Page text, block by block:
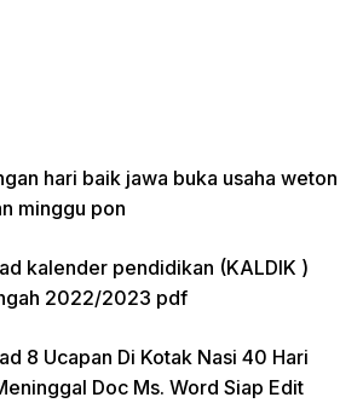
hari baik jawa buka usaha weton
minggu pon
kalender pendidikan (KALDIK )
2022/2023 pdf
8 Ucapan Di Kotak Nasi 40 Hari
Doc Ms. Word Siap Edit